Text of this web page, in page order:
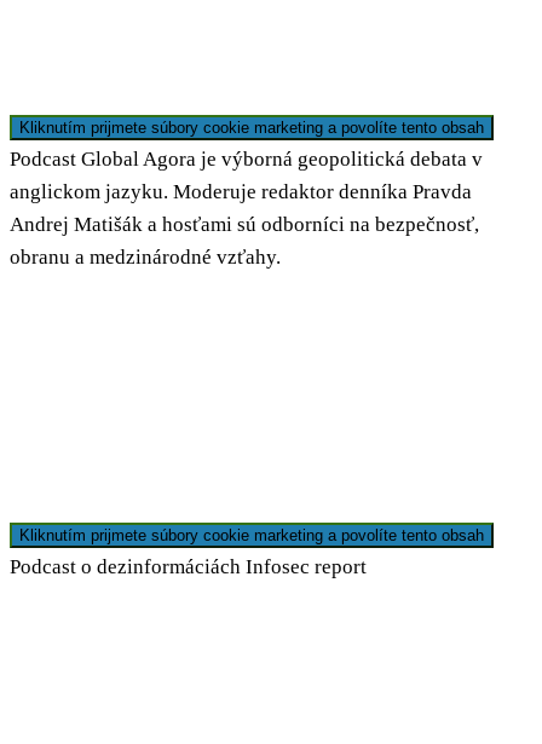
Kliknutím prijmete súbory cookie marketing a povolíte tento obsah
Podcast Global Agora je výborná geopolitická debata v
anglickom jazyku. Moderuje redaktor denníka Pravda
Andrej Matišák a hosťami sú odborníci na bezpečnosť,
obranu a medzinárodné vzťahy.
Kliknutím prijmete súbory cookie marketing a povolíte tento obsah
Podcast o dezinformáciách Infosec report